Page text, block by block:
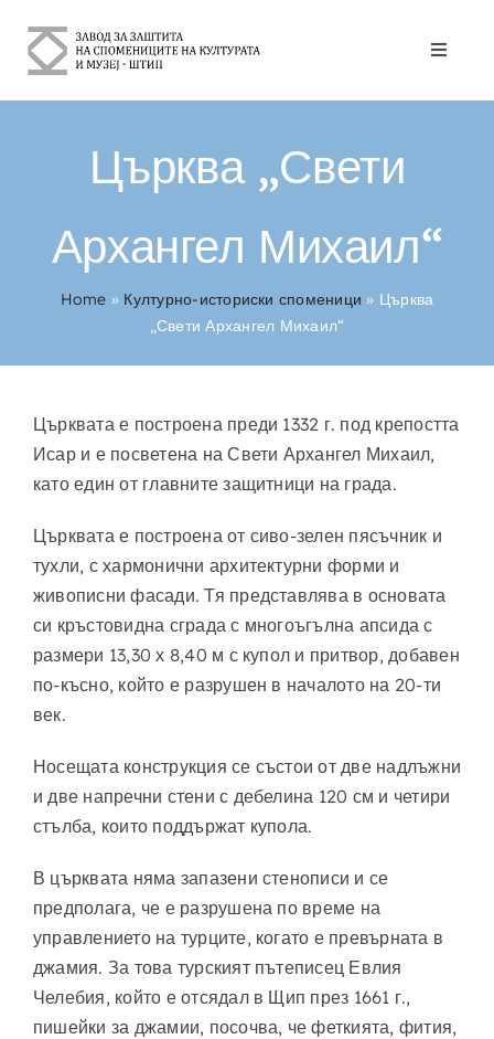
content
Toggle
За Нас
Културно-историски споменици
Контакт
Църква „Свети
Архангел Михаил“
Home » Културно-историски споменици » Църква
„Свети Архангел Михаил“
Църквата е построена преди 1332 г. под крепостта
Исар и е посветена на Свети Архангел Михаил,
като един от главните защитници на града.
Църквата е построена от сиво-зелен пясъчник и
тухли, с хармонични архитектурни форми и
живописни фасади. Тя представлява в основата
си кръстовидна сграда с многоъгълна апсида с
размери 13,30 х 8,40 м с купол и притвор, добавен
по-късно, който е разрушен в началото на 20-ти
век.
Носещата конструкция се състои от две надлъжни
и две напречни стени с дебелина 120 см и четири
стълба, които поддържат купола.
В църквата няма запазени стенописи и се
предполага, че е разрушена по време на
управлението на турците, когато е превърната в
джамия. За това турският пътеписец Евлия
Челебия, който е отсядал в Щип през 1661 г.,
пишейки за джамии, посочва, че феткията, фития,